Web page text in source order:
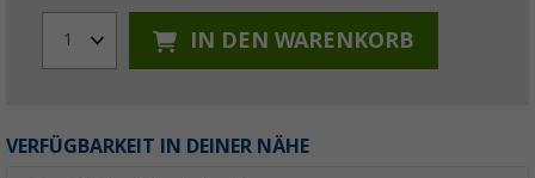
1 IN DEN WARENKORB
VERFÜGBARKEIT IN DEINER NÄHE